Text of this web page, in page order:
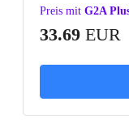
Preis mit G2A
33.69 EUR